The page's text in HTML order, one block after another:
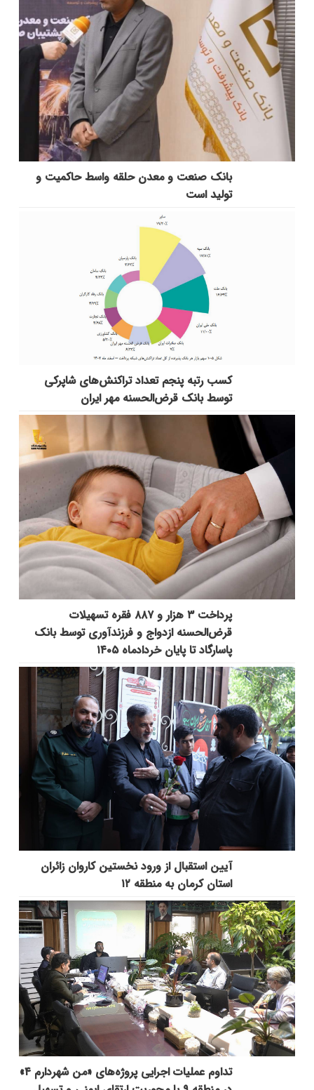
بانك صنعت و معدن حلقه واسط حاكمیت و
تولید است
کسب رتبه پنجم تعداد تراکنش‌های شاپرکی
توسط بانک قرض‌الحسنه مهر ایران
پرداخت ۳ هزار و ۸۸۷ فقره تسهیلات
قرض‌الحسنه ازدواج و فرزندآوری توسط بانک
پاسارگاد تا پایان خردادماه ۱۴۰۵
آیین استقبال از ورود نخستین کاروان زائران
استان کرمان به منطقه ۱۲
تداوم عملیات اجرایی پروژه‌های «من شهردارم ۴»